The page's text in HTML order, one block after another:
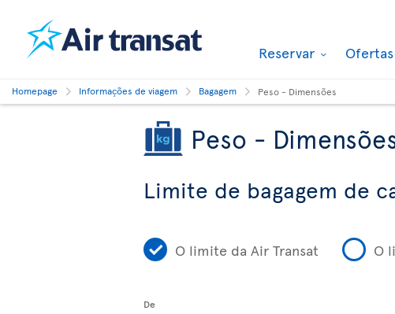
Reservar
Homepage Informações de viagem Bagagem Peso - Dimensões
Peso -
Limite de bagagem de
O limite da Air Transat O
De